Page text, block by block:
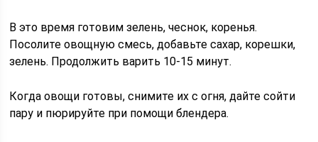
В это время готовим зелень, чеснок, коренья.
Посолите овощную смесь, добавьте сахар, корешки,
зелень. Продолжить варить 10-15 минут.
Когда овощи готовы, снимите их с огня, дайте сойти
пару и пюрируйте при помощи блендера.